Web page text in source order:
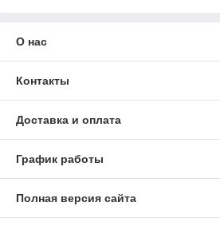
О нас
Контакты
Доставка и оплата
График работы
Полная версия сайта